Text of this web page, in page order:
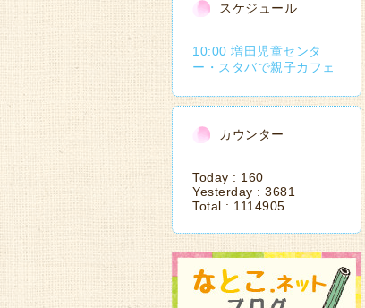
スケジュール
10:00 増田児童センタ
ー・スタバで親子カフェ
カウンター
Today : 160
Yesterday : 3681
Total : 1114905